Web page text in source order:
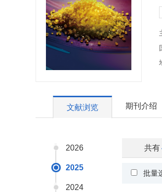
文献浏览 期刊介绍
2026
2025
2024
共有
批量